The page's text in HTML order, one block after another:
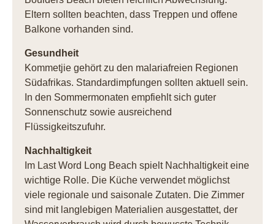
Eltern sollten beachten, dass Treppen und offene
Balkone vorhanden sind.
Gesundheit
Kommetjie gehört zu den malariafreien Regionen
Südafrikas. Standardimpfungen sollten aktuell sein.
In den Sommermonaten empfiehlt sich guter
Sonnenschutz sowie ausreichend
Flüssigkeitszufuhr.
Nachhaltigkeit
Im Last Word Long Beach spielt Nachhaltigkeit eine
wichtige Rolle. Die Küche verwendet möglichst
viele regionale und saisonale Zutaten. Die Zimmer
sind mit langlebigen Materialien ausgestattet, der